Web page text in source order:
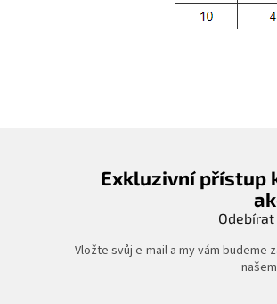
Exkluzivní přístup
Vložte svůj e-mail a my vám budeme